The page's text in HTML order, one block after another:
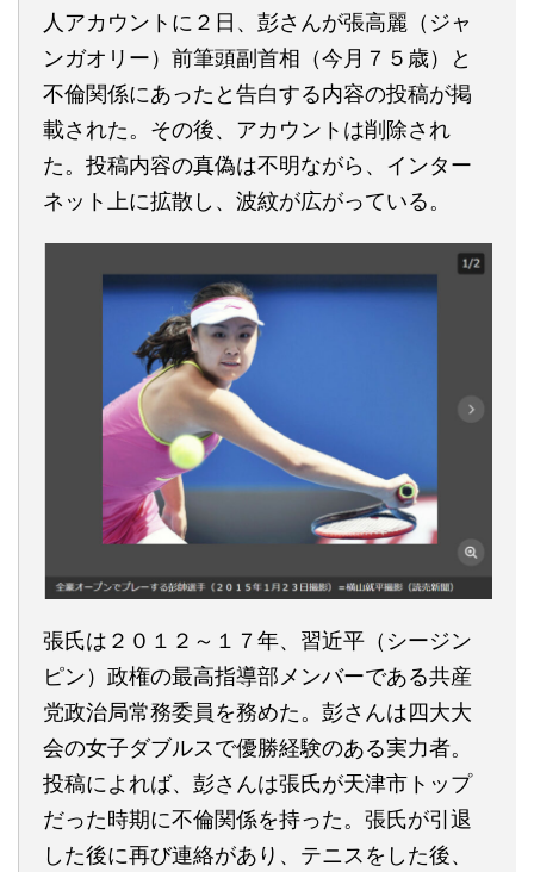
人アカウントに２日、彭さんが張高麗（ジャ
ンガオリー）前筆頭副首相（今月７５歳）と
不倫関係にあったと告白する内容の投稿が掲
載された。その後、アカウントは削除され
た。投稿内容の真偽は不明ながら、インター
ネット上に拡散し、波紋が広がっている。
張氏は２０１２～１７年、習近平（シージン
ピン）政権の最高指導部メンバーである共産
党政治局常務委員を務めた。彭さんは四大大
会の女子ダブルスで優勝経験のある実力者。
投稿によれば、彭さんは張氏が天津市トップ
だった時期に不倫関係を持った。張氏が引退
した後に再び連絡があり、テニスをした後、